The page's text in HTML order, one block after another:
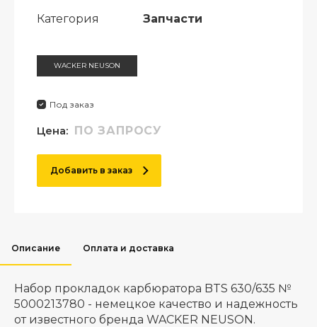
Категория Запчасти
WACKER NEUSON
Под заказ
Цена: ПО ЗАПРОСУ
Добавить в заказ
Описание Оплата и доставка
Набор прокладок карбюратора BTS 630/635 №
5000213780 - немецкое качество и надежность
от известного бренда WACKER NEUSON.